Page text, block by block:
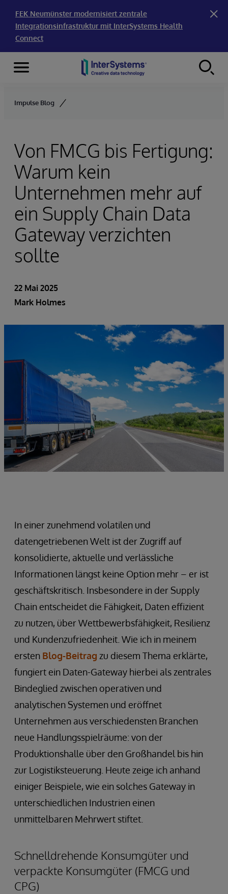
FEK Neumünster modernisiert zentrale
Integrationsinfrastruktur mit InterSystems Health
Connect
Skip to content
Menu
Impulse Blog
Von FMCG bis Fertigung:
Warum kein
Unternehmen mehr auf
ein Supply Chain Data
Gateway verzichten
sollte
22 Mai 2025
Mark Holmes
In einer zunehmend volatilen und
datengetriebenen Welt ist der Zugriff auf
konsolidierte, aktuelle und verlässliche
Informationen längst keine Option mehr – er ist
geschäftskritisch. Insbesondere in der Supply
Chain entscheidet die Fähigkeit, Daten effizient
zu nutzen, über Wettbewerbsfähigkeit, Resilienz
und Kundenzufriedenheit. Wie ich in meinem
ersten Blog-Beitrag zu diesem Thema erklärte,
fungiert ein Daten-Gateway hierbei als zentrales
Bindeglied zwischen operativen und
analytischen Systemen und eröffnet
Unternehmen aus verschiedensten Branchen
neue Handlungsspielräume: von der
Produktionshalle über den Großhandel bis hin
zur Logistiksteuerung. Heute zeige ich anhand
einiger Beispiele, wie ein solches Gateway in
unterschiedlichen Industrien einen
unmittelbaren Mehrwert stiftet.
Schnelldrehende Konsumgüter und
verpackte Konsumgüter (FMCG und
CPG)